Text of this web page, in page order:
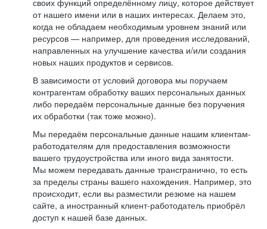
своих функций определённому лицу, которое действует
от нашего имени или в наших интересах. Делаем это,
когда не обладаем необходимым уровнем знаний или
ресурсов — например, для проведения исследований,
направленных на улучшение качества и/или создания
новых наших продуктов и сервисов.
В зависимости от условий договора мы поручаем
контрагентам обработку ваших персональных данных
либо передаём персональные данные без поручения
их обработки (так тоже можно).
Мы передаём персональные данные нашим клиентам-
работодателям для предоставления возможности
вашего трудоустройства или иного вида занятости.
Мы можем передавать данные трансгранично, то есть
за пределы страны вашего нахождения. Например, это
происходит, если вы разместили резюме на нашем
сайте, а иностранный клиент-работодатель приобрёл
доступ к нашей базе данных.